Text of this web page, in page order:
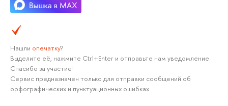
Нашли опечатку?
Выделите её, нажмите Ctrl+Enter и отправьте нам уведомление.
Спасибо за участие!
Сервис предназначен только для отправки сообщений об
орфографических и пунктуационных ошибках.